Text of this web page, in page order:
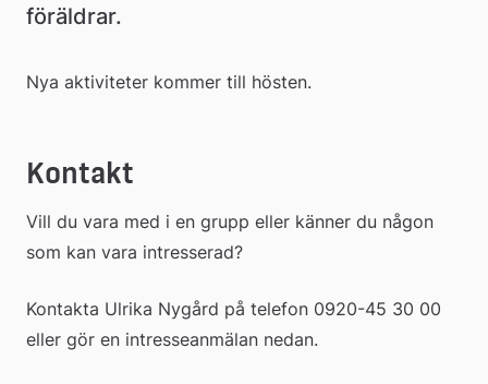
föräldrar.
Nya aktiviteter kommer till hösten.
Kontakt
Vill du vara med i en grupp eller känner du någon
som kan vara intresserad?
Kontakta Ulrika Nygård på telefon 0920-45 30 00
eller gör en intresseanmälan nedan.